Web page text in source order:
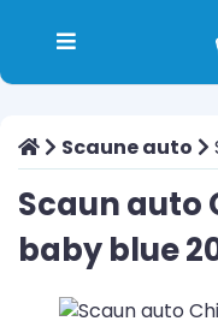
Scaune auto
Scaun auto
baby blue